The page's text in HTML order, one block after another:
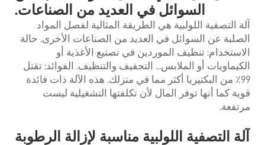
السوائل في العديد من الصناعات.
آلة التصفية اللولبية هي الطريقة المثالية لفصل المواد
الصلبة عن السوائل في العديد من الصناعات الأخرى. حالة
الاستخدام: تنظيف الموردين في تصنيع الأغذية أو
الكيماويات أو الملابس... التجفيف والتنظيف. الفوائد: تقتل
99٪ من البكتيريا أكثر مما في منزلك. هذه الآلة ذات فائدة
قوية كما أنها توفر المال لأن تكلفتها التشغيلية ليست
مرتفعة.
آلة التصفية اللولبية مناسبة لإزالة الرطوبة